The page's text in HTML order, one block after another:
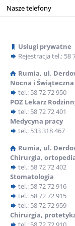
8 stycznia 2026
Nowa usługa
ADOS -2
29 grudnia 2025
Z głębokim
Z głębokim żalem
lekarz medycyny,
Nasze telefony
Usługi prywatne
Rejestracja tel.: 58
Rumia, ul.
Nocna i
tel.: 58 72 72 950
POZ Lekarz
tel.: 58 72 72 401
Medycyna pracy
tel.: 533 318 467
Rumia, ul.
Chirurgia,
tel.: 58 72 72 402
Stomatologia
tel.: 58 72 72 916
tel.: 58 72 72 915
tel.: 58 72 72 959
Chirurgia,